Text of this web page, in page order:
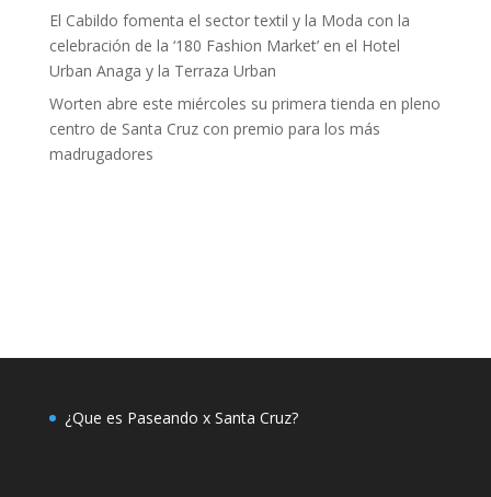
El Cabildo fomenta el sector textil y la Moda con la
celebración de la ‘180 Fashion Market’ en el Hotel
Urban Anaga y la Terraza Urban
Worten abre este miércoles su primera tienda en pleno
centro de Santa Cruz con premio para los más
madrugadores
¿Que es Paseando x Santa Cruz?